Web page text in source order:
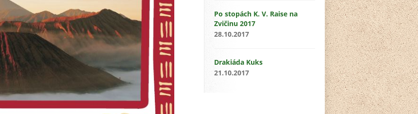
Po stopách K. V. Raise na
Zvičinu 2017
28.10.2017
Drakiáda Kuks
21.10.2017